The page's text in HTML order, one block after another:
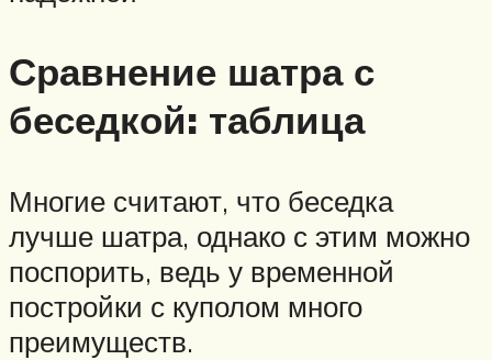
Сравнение шатра с
беседкой: таблица
Многие считают, что беседка
лучше шатра, однако с этим можно
поспорить, ведь у временной
постройки с куполом много
преимуществ.